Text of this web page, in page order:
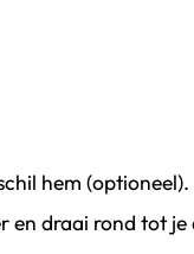
hem (optioneel).
en draai rond tot